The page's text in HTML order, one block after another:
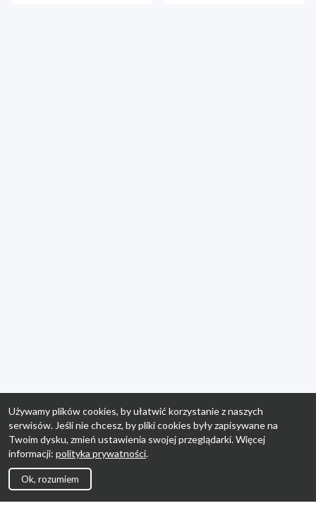
Używamy plików cookies, by ułatwić korzystanie z naszych
serwisów. Jeśli nie chcesz, by pliki cookies były zapisywane na
Twoim dysku, zmień ustawienia swojej przeglądarki. Więcej
informacji: polityka prywatności.
Ok, rozumiem